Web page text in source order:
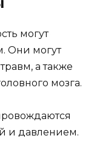
могут
Они могут
а также
мозга.
и давлением.